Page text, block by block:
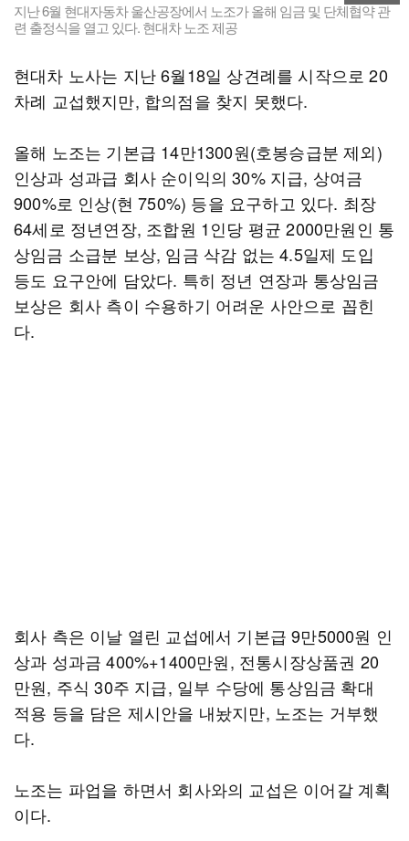
지난 6월 현대자동차 울산공장에서 노조가 올해 임금 및 단체협약 관
련 출정식을 열고 있다. 현대차 노조 제공
현대차 노사는 지난 6월18일 상견례를 시작으로 20
차례 교섭했지만, 합의점을 찾지 못했다.
올해 노조는 기본급 14만1300원(호봉승급분 제외)
인상과 성과급 회사 순이익의 30% 지급, 상여금
900%로 인상(현 750%) 등을 요구하고 있다. 최장
64세로 정년연장, 조합원 1인당 평균 2000만원인 통
상임금 소급분 보상, 임금 삭감 없는 4.5일제 도입
등도 요구안에 담았다. 특히 정년 연장과 통상임금
보상은 회사 측이 수용하기 어려운 사안으로 꼽힌
다.
회사 측은 이날 열린 교섭에서 기본급 9만5000원 인
상과 성과금 400%+1400만원, 전통시장상품권 20
만원, 주식 30주 지급, 일부 수당에 통상임금 확대
적용 등을 담은 제시안을 내놨지만, 노조는 거부했
다.
노조는 파업을 하면서 회사와의 교섭은 이어갈 계획
이다.